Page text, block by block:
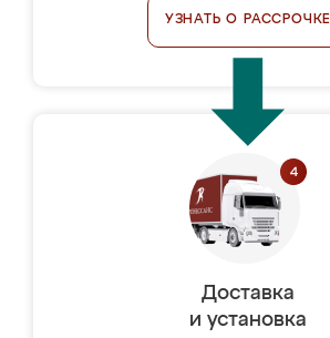
УЗНАТЬ О РАССРОЧКЕ
Доставка
и установка